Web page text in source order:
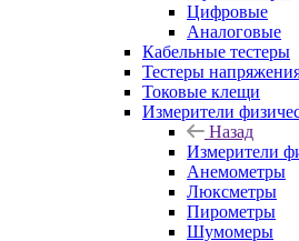
Цифровые
Аналоговые
Кабельные тестеры
Тестеры
Токовые клещи
Измерители
Назад
Измерители
Анемометры
Люксметры
Пирометры
Шумомеры